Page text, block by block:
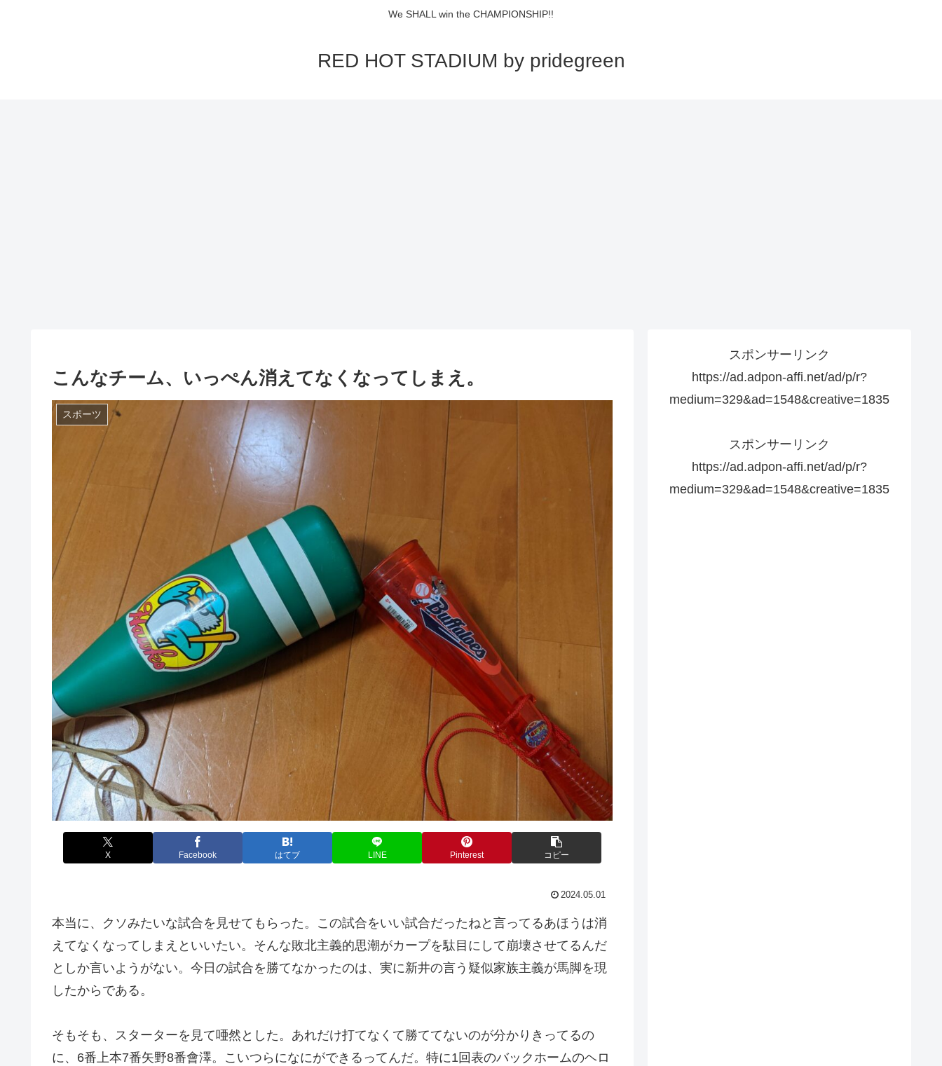
We SHALL win the CHAMPIONSHIP!!
RED HOT STADIUM by pridegreen
こんなチーム、いっぺん消えてなくなってしまえ。
スポーツ
X Facebook はてブ LINE Pinterest コピー
2024.05.01
本当に、クソみたいな試合を見せてもらった。この試合をいい試合だったねと言ってるあほうは消
えてなくなってしまえといいたい。そんな敗北主義的思潮がカープを駄目にして崩壊させてるんだ
としか言いようがない。今日の試合を勝てなかったのは、実に新井の言う疑似家族主義が馬脚を現
したからである。
そもそも、スターターを見て唖然とした。あれだけ打てなくて勝ててないのが分かりきってるの
に、6番上本7番矢野8番會澤。こいつらになにができるってんだ。特に1回表のバックホームのヘロ
スポンサーリンク
https://ad.adpon-affi.net/ad/p/r?
medium=329&ad=1548&creative=1835
スポンサーリンク
https://ad.adpon-affi.net/ad/p/r?
medium=329&ad=1548&creative=1835